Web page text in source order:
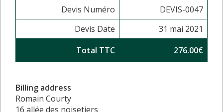
Devis Numéro
DEVIS-0047
Devis Date
31 mai 2021
Total TTC
276.00€
Billing address
Romain Courty
16 allée des noisetiers